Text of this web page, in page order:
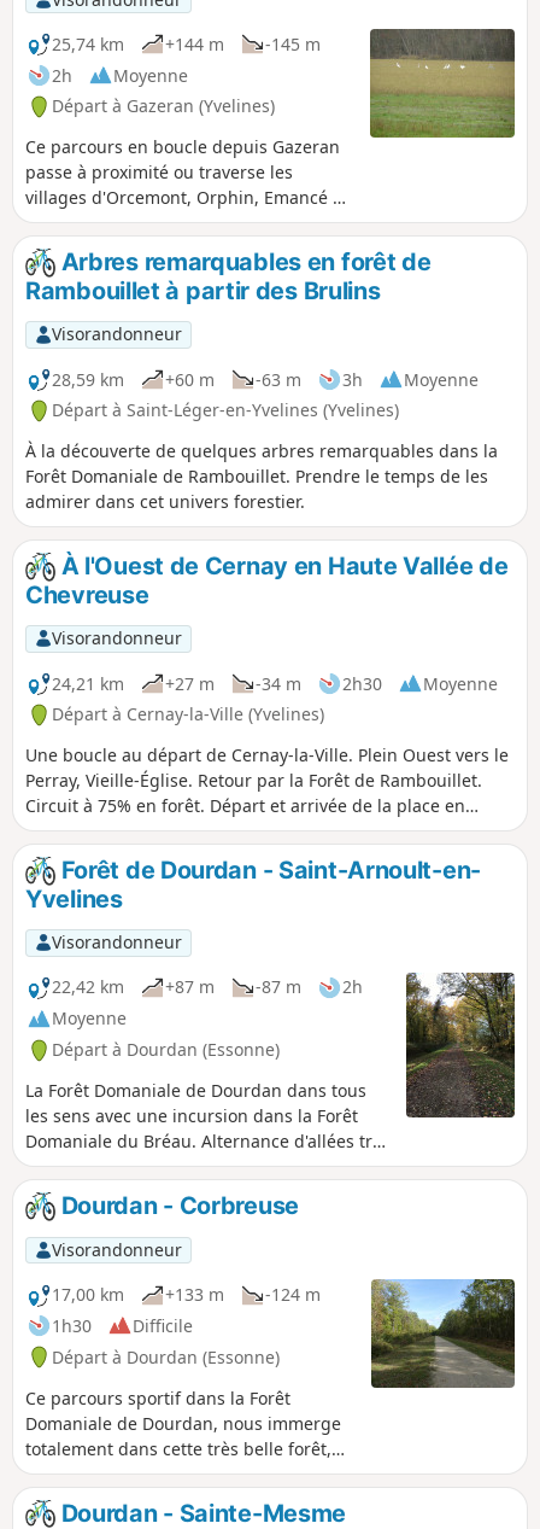
25,74 km
+144 m
-145 m
2h
Moyenne
Départ à Gazeran (Yvelines)
Ce parcours en boucle depuis Gazeran
passe à proximité ou traverse les
villages d'Orcemont, Orphin, Emancé et
St-Hilarion. Il emprunte le plus souvent
les chemins balisés PR® ou GR®, à
travers champs et bois et longe à
plusieurs reprises la Drouette et la
Guéville.
Arbres remarquables en forêt de
Rambouillet à partir des Brulins
Visorandonneur
28,59 km
+60 m -63 m 3h
Moyenne
Départ à Saint-Léger-en-Yvelines (Yvelines)
À la découverte de quelques arbres remarquables dans la
Forêt Domaniale de Rambouillet. Prendre le temps de les
admirer dans cet univers forestier.
À l'Ouest de Cernay en Haute Vallée de
Chevreuse
Visorandonneur
24,21 km
+27 m -34 m 2h30
Moyenne
Départ à Cernay-la-Ville (Yvelines)
Une boucle au départ de Cernay-la-Ville. Plein Ouest vers le
Perray, Vieille-Église. Retour par la Forêt de Rambouillet.
Circuit à 75% en forêt. Départ et arrivée de la place en
centre ville.Le circuit est quasi plat (une petite descente-
montée vers la fin), un peu de route au départ et à la fin (2
fois 1,5 km) et tout le reste sur des chemins en forêt. Pas de
difficulté technique, mais ce n'est pas une balade tranquille
(pas à faire en famille), les chemins peuvent être très
secouants (cailloux, ornières, etc.) mais néanmoins souvent
très beaux.
Forêt de Dourdan - Saint-Arnoult-en-
Yvelines
Visorandonneur
22,42 km
+87 m -87 m
2h
Moyenne
Départ à Dourdan (Essonne)
La Forêt Domaniale de Dourdan dans tous
les sens avec une incursion dans la Forêt
Domaniale du Bréau. Alternance d'allées très
roulantes et de chemins plutôt sportifs et la
traversée du tranquille village de
Ponthévrard. L'atout en ce mois de
novembre, les jolies couleurs automnales.
Dourdan - Corbreuse
Visorandonneur
17,00 km
+133 m
-124 m
1h30
Difficile
Départ à Dourdan (Essonne)
Ce parcours sportif dans la Forêt
Domaniale de Dourdan, nous immerge
totalement dans cette très belle forêt,
sans oublier le centre médiéval de
Dourdan.
Dourdan - Sainte-Mesme